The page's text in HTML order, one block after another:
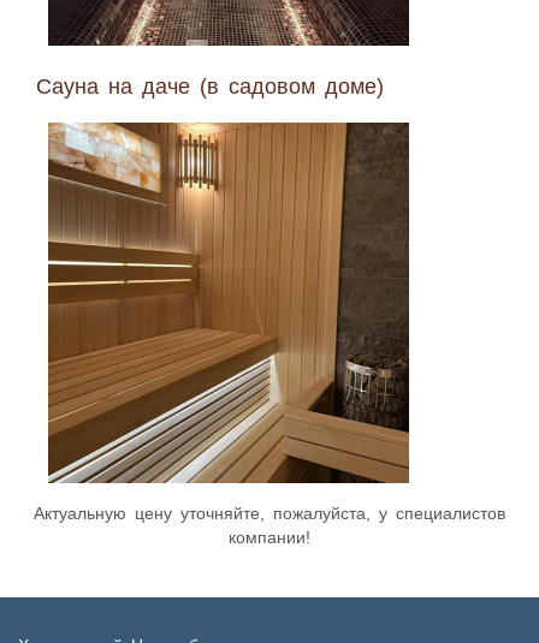
Сауна на даче (в садовом доме)
Актуальную цену уточняйте, пожалуйста, у специалистов
компании!